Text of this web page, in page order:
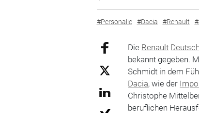
#Personalie #Dacia #Renault
Die Renault
bekannt gegeben.
Schmidt in dem
Dacia, wie der
Christophe
beruflichen